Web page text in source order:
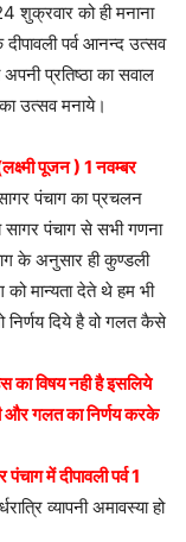
शुक्रवार को ही मनाना
पर्व आनन्द उत्सव
प्रतिष्ठा का सवाल
उत्सव मनाये।
पूजन ) 1 नवम्बर
पंचाग का प्रचलन
सागर पंचाग से सभी गणना
के अनुसार ही कुण्डली
को मान्यता देते थे हम भी
निर्णय दिये है वो गलत कैसे
का विषय नही है इसलिये
और गलत का निर्णय करके
पंचाग में दीपावली पर्व 1
व्यापनी अमावस्या हो